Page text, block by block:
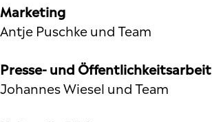
Marketing
Antje Puschke und Team
Presse- und Öffentlichkeitsarbeit
Johannes Wiesel und Team